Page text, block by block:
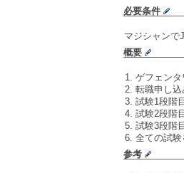
必要条件
マジシャンで
概要
ゲフェンタ
転職申し込
試験1段階
試験2段階
試験3段階
全ての試験
参考